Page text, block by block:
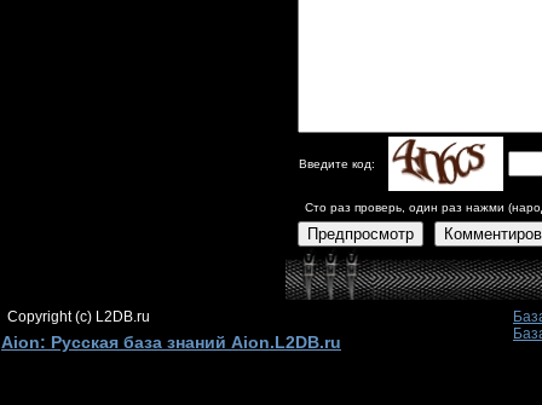
Введите код:
Сто раз проверь, один раз нажми
Предпросмотр
Copyright (c) L2DB.ru
Aion: Русская база знаний Aion.L2DB.ru